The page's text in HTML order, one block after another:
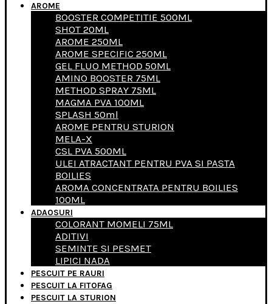
AROME
BOOSTER COMPETITIE 500ML
SHOT 20ML
AROME 250ML
AROME SPECIFIC 250ML
GEL FLUO METHOD 50ML
AMINO BOOSTER 75ML
METHOD SPRAY 75ML
MAGMA PVA 100ML
SPLASH 50ml
AROME PENTRU STURION
MELA-X
CSL PVA 500ML
ULEI ATRACTANT PENTRU PVA SI PASTA
BOILIES
AROMA CONCENTRATA PENTRU BOILIES
100ML
ADAOSURI
COLORANT MOMELI 75ML
ADITIVI
SEMINTE SI PESMET
LIPICI NADA
PESCUIT PE RAURI
PESCUIT LA FITOFAG
PESCUIT LA STURION